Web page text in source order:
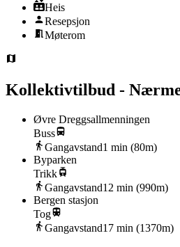
Heis
Resepsjon
Møterom
Kollektivtilbud -
Øvre Dreggsallmenningen
Buss
Gangavstand1 min (80m)
Byparken
Trikk
Gangavstand12 min (990m)
Bergen stasjon
Tog
Gangavstand17 min (1370m)